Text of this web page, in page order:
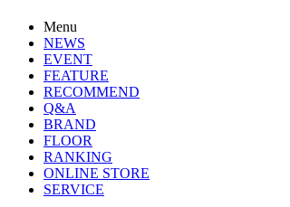
Menu
NEWS
EVENT
FEATURE
RECOMMEND
Q&A
BRAND
FLOOR
RANKING
ONLINE STORE
SERVICE